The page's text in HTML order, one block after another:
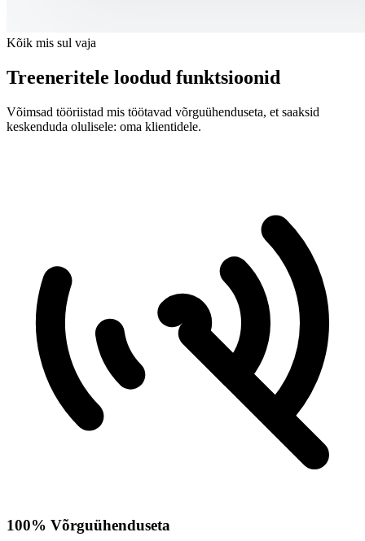
Kõik mis sul vaja
Treeneritele loodud funktsioonid
Võimsad tööriistad mis töötavad võrguühenduseta, et saaksid
keskenduda olulisele: oma klientidele.
100% Võrguühenduseta